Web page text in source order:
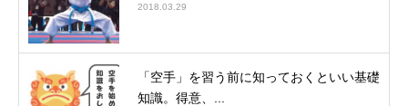
2018.03.29
「空手」を習う前に知っておくといい基礎
知識。得意、...